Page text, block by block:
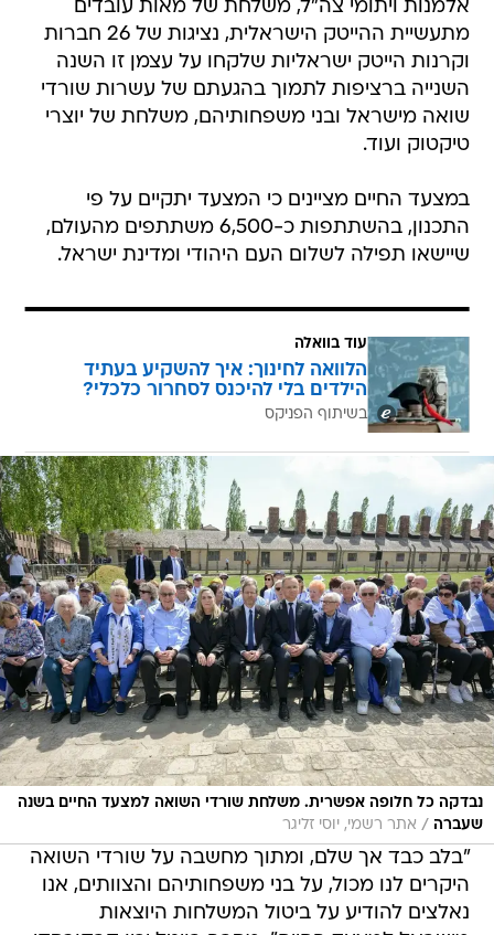
אלמנות ויתומי צה"ל, משלחת של מאות עובדים
מתעשיית ההייטק הישראלית, נציגות של 26 חברות
וקרנות הייטק ישראליות שלקחו על עצמן זו השנה
השנייה ברציפות לתמוך בהגעתם של עשרות שורדי
שואה מישראל ובני משפחותיהם, משלחת של יוצרי
טיקטוק ועוד.
במצעד החיים מציינים כי המצעד יתקיים על פי
התכנון, בהשתתפות כ-6,500 משתתפים מהעולם,
שיישאו תפילה לשלום העם היהודי ומדינת ישראל.
עוד בוואלה
הלוואה לחינוך: איך להשקיע בעתיד
הילדים בלי להיכנס לסחרור כלכלי?
בשיתוף הפניקס
נבדקה כל חלופה אפשרית. משלחת שורדי השואה למצעד החיים בשנה
שעברה / אתר רשמי, יוסי זליגר
"בלב כבד אך שלם, ומתוך מחשבה על שורדי השואה
היקרים לנו מכול, על בני משפחותיהם והצוותים, אנו
נאלצים להודיע על ביטול המשלחות היוצאות